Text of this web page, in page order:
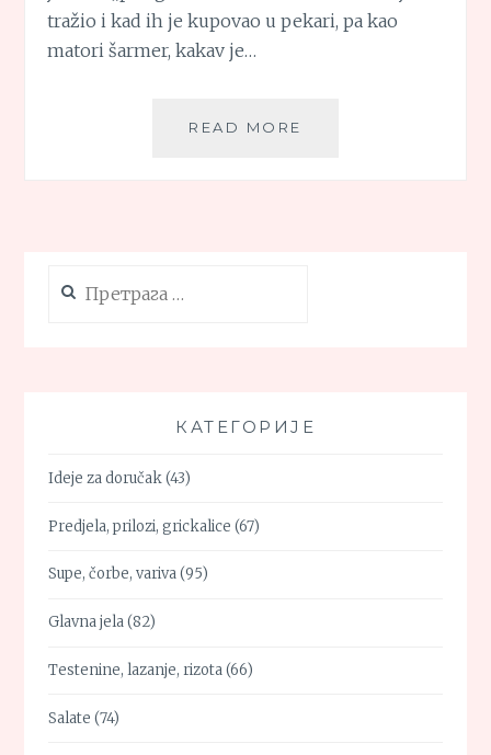
tražio i kad ih je kupovao u pekari, pa kao
matori šarmer, kakav je…
READ MORE
за:
КАТЕГОРИЈЕ
Ideje za doručak(43)
Predjela, prilozi, grickalice (67)
Supe, čorbe, variva(95)
Glavna jela(82)
Testenine, lazanje, rizota(66)
Salate (74)